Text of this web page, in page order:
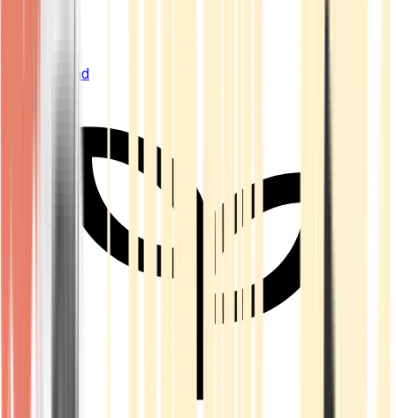
Live Bestand